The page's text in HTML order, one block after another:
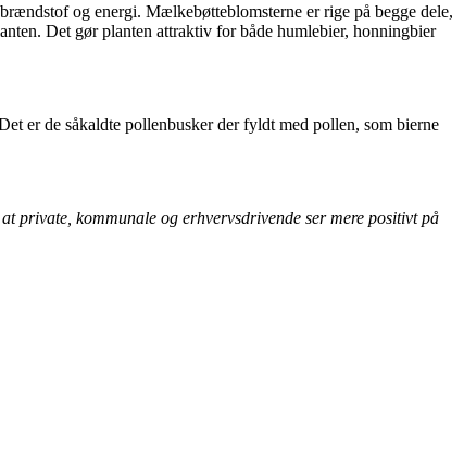
og energi. Mælkebøtteblomsterne er rige på begge dele,
Det gør planten attraktiv for både humlebier, honningbier
er de såkaldte pollenbusker der fyldt med pollen, som bierne
private, kommunale og erhvervsdrivende ser mere positivt på